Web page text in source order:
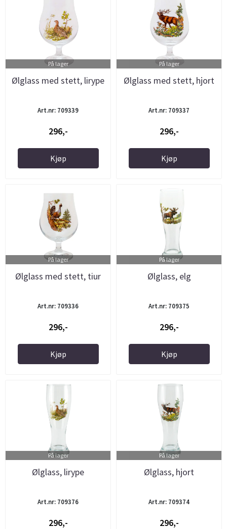
På lager
Ølglass med stett, lirype
Art.nr: 709339
296,-
Kjøp
På lager
Ølglass med stett, hjort
Art.nr: 709337
296,-
Kjøp
På lager
Ølglass med stett, tiur
Art.nr: 709336
296,-
Kjøp
På lager
Ølglass, elg
Art.nr: 709375
296,-
Kjøp
På lager
Ølglass, lirype
Art.nr: 709376
296,-
På lager
Ølglass, hjort
Art.nr: 709374
296,-